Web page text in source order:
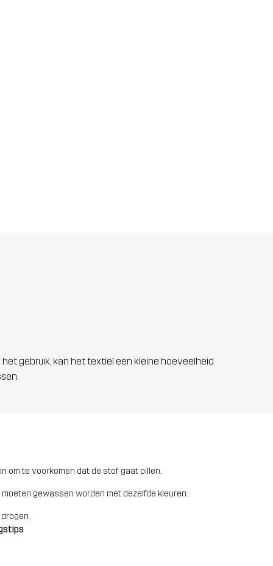
gebruik, kan het textiel een kleine hoeveelheid
om te voorkomen dat de stof gaat pillen.
gewassen worden met dezelfde kleuren.